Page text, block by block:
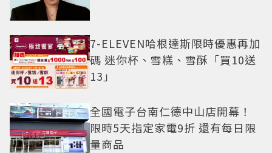
7-ELEVEN哈根達斯限時優惠再加
碼 迷你杯、雪糕、雪酥「買10送
13」
全國電子台南仁德中山店開幕！
限時5天指定家電9折 還有每日限
量商品